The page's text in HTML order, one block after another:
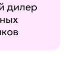
дилер